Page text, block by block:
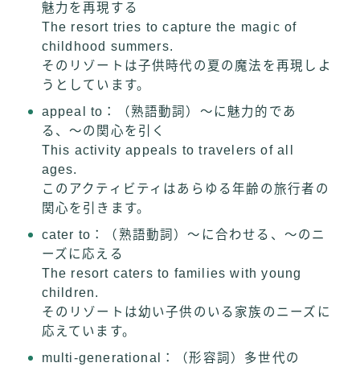
魅力を再現する
The resort tries to capture the magic of
childhood summers.
そのリゾートは子供時代の夏の魔法を再現しよ
うとしています。
appeal to：（熟語動詞）〜に魅力的であ
る、〜の関心を引く
This activity appeals to travelers of all
ages.
このアクティビティはあらゆる年齢の旅行者の
関心を引きます。
cater to：（熟語動詞）〜に合わせる、〜のニ
ーズに応える
The resort caters to families with young
children.
そのリゾートは幼い子供のいる家族のニーズに
応えています。
multi-generational：（形容詞）多世代の